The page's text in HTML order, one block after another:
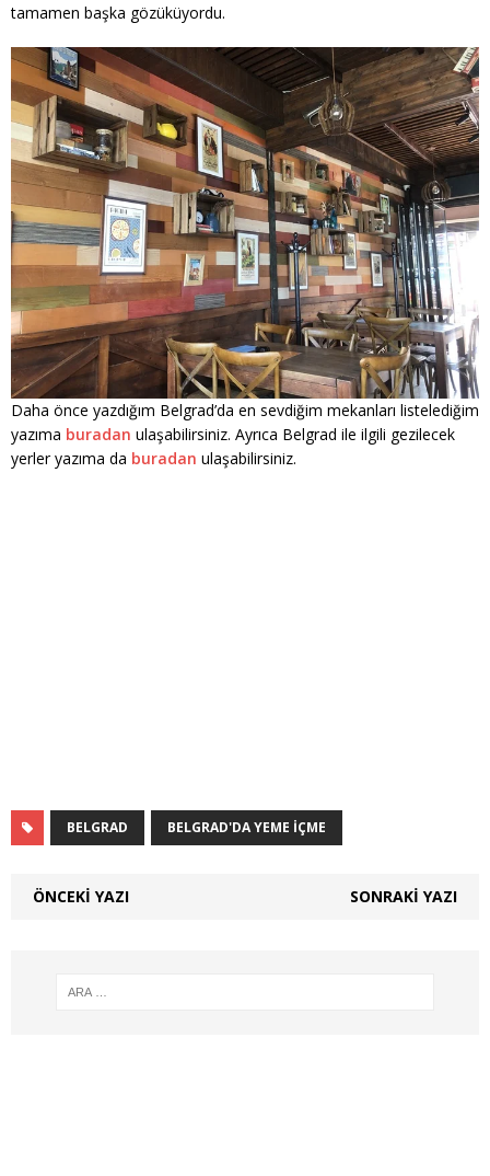
tamamen başka gözüküyordu.
Daha önce yazdığım Belgrad’da en sevdiğim mekanları listelediğim
yazıma buradan ulaşabilirsiniz. Ayrıca Belgrad ile ilgili gezilecek
yerler yazıma da buradan ulaşabilirsiniz.
BELGRAD BELGRAD'DA YEME IÇME
ÖNCEKI YAZI SONRAKI YAZI